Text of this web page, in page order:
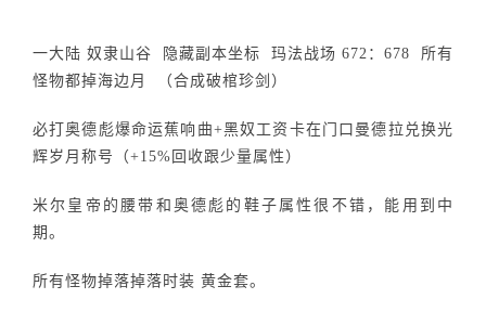
一大陆 奴隶山谷 隐藏副本坐标 玛法战场 672：678 所有
怪物都掉海边月 （合成破棺珍剑）
必打奥德彪爆命运蕉响曲+黑奴工资卡在门口曼德拉兑换光
辉岁月称号（+15%回收跟少量属性）
米尔皇帝的腰带和奥德彪的鞋子属性很不错，能用到中
期。
所有怪物掉落掉落时装 黄金套。